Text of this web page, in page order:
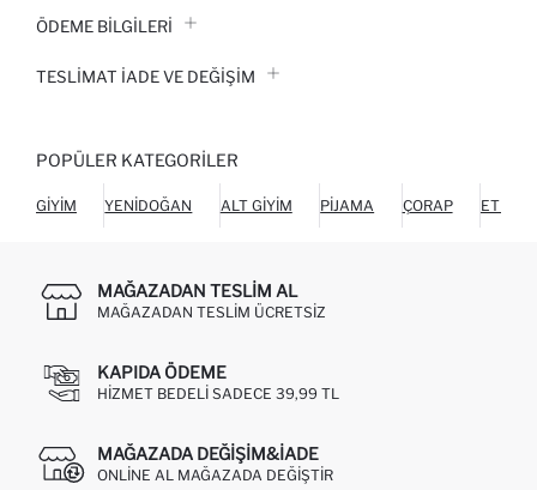
ÖDEME BİLGİLERİ
TESLIMAT İADE VE DEĞIŞIM
POPÜLER KATEGORILER
GIYIM YENIDOĞAN ALT GIYIM PIJAMA ÇORAP ETEK
MAĞAZADAN TESLIM AL
MAĞAZADAN TESLIM ÜCRETSIZ
KAPIDA ÖDEME
HIZMET BEDELI SADECE 39,99 TL
MAĞAZADA DEĞIŞIM&İADE
ONLINE AL MAĞAZADA DEĞIŞTIR